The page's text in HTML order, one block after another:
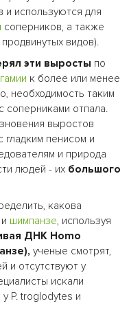
и используются для
соперников, а также
видов).
эти выросты по
к более или менее
необходимость таким
соперниками отпала.
выростов
гладким пенисом и
и природа
людей - их большого
какова
шимпанзе, используя
ДНК Homo
ученые смотрят,
и отсутствуют у
искали
P. troglodytes и